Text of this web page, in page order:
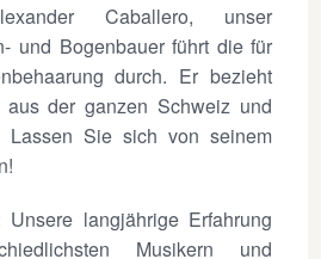
Caballero, unser
und Bogenbauer führt die für
durch. Er bezieht
der ganzen Schweiz und
Lassen Sie sich von seinem
Unsere langjährige Erfahrung
Musikern und